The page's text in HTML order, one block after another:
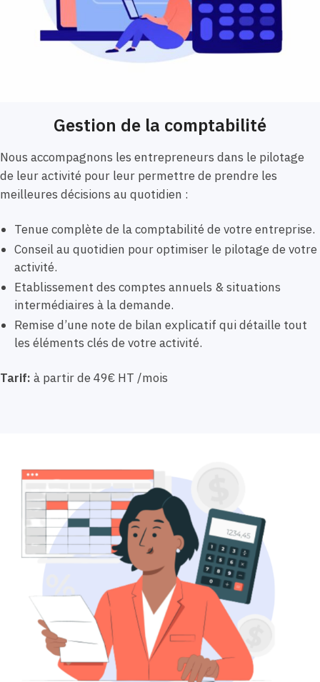
Gestion de la comptabilité
Nous accompagnons les entrepreneurs dans le pilotage
de leur activité pour leur permettre de prendre les
meilleures décisions au quotidien :
Tenue complète de la comptabilité de votre entreprise.
Conseil au quotidien pour optimiser le pilotage de votre
activité.
Etablissement des comptes annuels & situations
intermédiaires à la demande.
Remise d’une note de bilan explicatif qui détaille tout
les éléments clés de votre activité.
Tarif: à partir de 49€ HT /mois